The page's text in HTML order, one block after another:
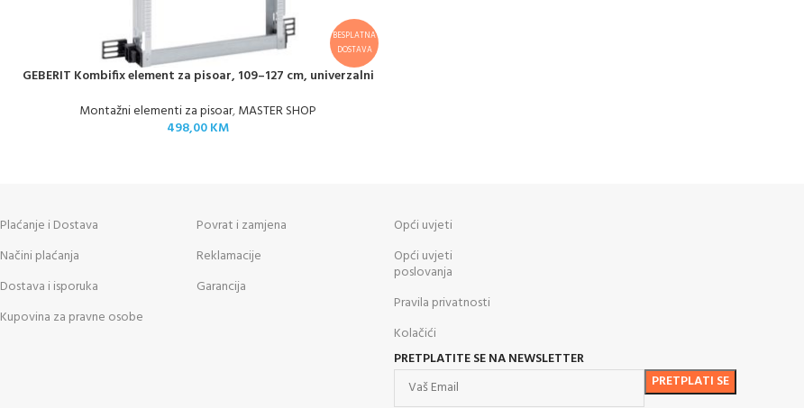
BESPLATNA
DOSTAVA
GEBERIT Kombifix element za pisoar, 109–127 cm, univerzalni
Montažni elementi za pisoar,MASTER SHOP
498,00KM
Plaćanje i Dostava
Načini plaćanja
Dostava i isporuka
Kupovina za pravne osobe
Povrat i zamjena
Reklamacije
Garancija
Opći uvjeti
Opći uvjeti
poslovanja
Pravila privatnosti
Kolačići
PRETPLATITE SE NA NEWSLETTER